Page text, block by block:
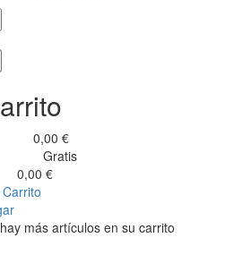
0,00 €
Gratis
0,00 €
más artículos en su carrito